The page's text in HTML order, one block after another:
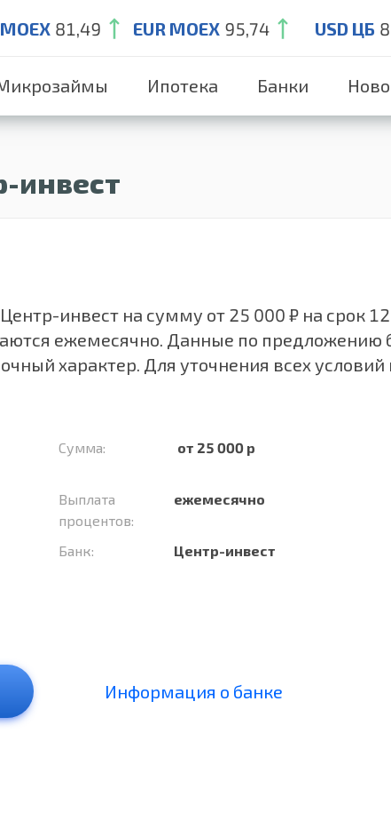
81,49 EUR MOEX 95,74 USD ЦБ
Ипотека Банки
инвест
инвест на сумму от 25 000 ₽ на срок
ежемесячно. Данные по предложению
характер. Для уточнения всех
Сумма: от 25 000 р
Выплата
процентов:
ежемесячно
Банк: Центр-инвест
Информация о банке